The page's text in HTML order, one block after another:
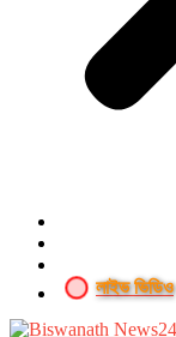
লাইভ ভিডিও